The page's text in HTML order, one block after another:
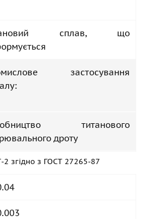
сплав, що
застосування
титанового
дроту
згідно з ГОСТ 27265-87